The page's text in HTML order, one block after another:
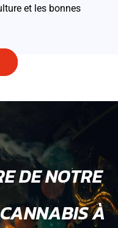
et les bonnes
DE NOTRE
À